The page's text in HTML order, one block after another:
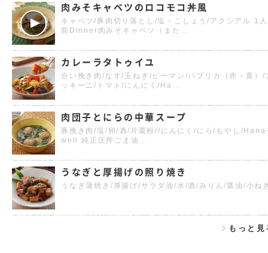
肉みそキャベツのロコモコ丼風
キャベツ/豚肉切り落とし/塩・こしょう/アクシアル 1人
前Dinner肉みそキャベツ（また...
カレーラタトゥイユ
合い挽き肉/なす/玉ねぎ/ピーマン/パプリカ（赤・黄）/
ッキーニ/トマト/にんにく/Ha...
肉団子とにらの中華スープ
豚挽き肉/塩/卵/酒/片栗粉//にんにく/にら/もやし/
well 純正圧搾ごま油...
うなぎと厚揚げの照り焼き
うなぎ蒲焼き/厚揚げ/サラダ油/水/酒/みりん/醤油/小ね
もっと見